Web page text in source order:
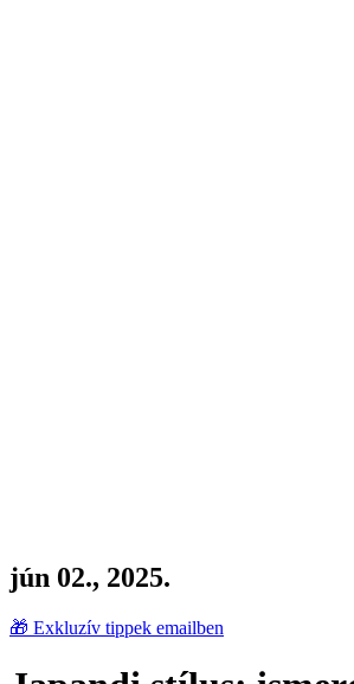
jún 02., 2025.
🎁 Exkluzív tippek emailben